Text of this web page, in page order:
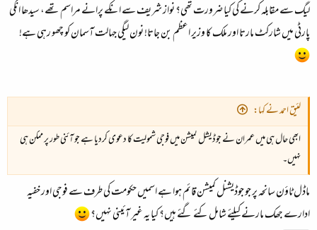
لیگ سے مقابلہ کرنے کی کیا ضرورت تھی؟ نواز شریف سے انکے پرانے مراسم تھے، سیدھا انکی
پارٹی میں شارکٹ مارتا اور ملک کا وزیر اعظم بن جاتا! نون لیگی جہالت آسمان کو چھو رہی ہے!
لئیق احمد نے کہا:
ابھی حال ہی میں عمران نے جوڈیشل کمیشن میں فوجی شمولیت کا دعوی کردیا ہے جو آئنی طور پر ممکن ہی
نہیں۔
ماڈل ٹاؤن سانحہ پر جو جوڈیشنل کمیشن قائم ہوا ہے اسمیں حکومت کی طرف سے فوجی اور خفیہ
ادارے جھک مارنے کیلئے شامل کئے گئے ہیں؟ کیا یہ غیر آئینی نہیں؟